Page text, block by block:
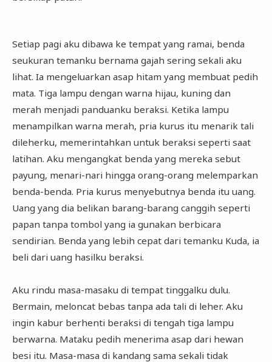
Setiap pagi aku dibawa ke tempat yang ramai, benda
seukuran temanku bernama gajah sering sekali aku
lihat. Ia mengeluarkan asap hitam yang membuat pedih
mata. Tiga lampu dengan warna hijau, kuning dan
merah menjadi panduanku beraksi. Ketika lampu
menampilkan warna merah, pria kurus itu menarik tali
dileherku, memerintahkan untuk beraksi seperti saat
latihan. Aku mengangkat benda yang mereka sebut
payung, menari-nari hingga orang-orang melemparkan
benda-benda. Pria kurus menyebutnya benda itu uang.
Uang yang dia belikan barang-barang canggih seperti
papan tanpa tombol yang ia gunakan berbicara
sendirian. Benda yang lebih cepat dari temanku Kuda, ia
beli dari uang hasilku beraksi.
Aku rindu masa-masaku di tempat tinggalku dulu.
Bermain, meloncat bebas tanpa ada tali di leher. Aku
ingin kabur berhenti beraksi di tengah tiga lampu
berwarna. Mataku pedih menerima asap dari hewan
besi itu. Masa-masa di kandang sama sekali tidak